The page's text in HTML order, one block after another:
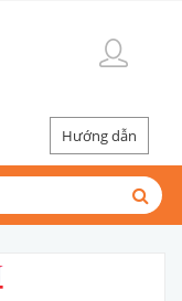
Hướng dẫn